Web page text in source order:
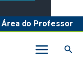
Área do Professor